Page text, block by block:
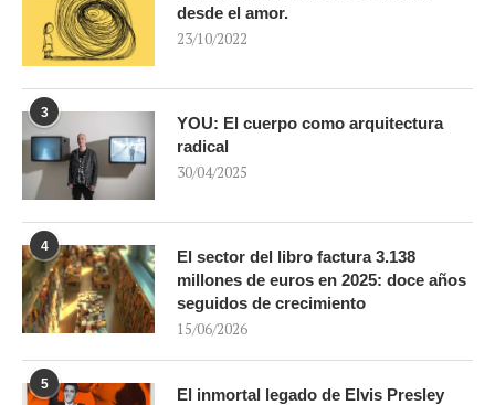
desde el amor.
23/10/2022
3
YOU: El cuerpo como arquitectura
radical
30/04/2025
4
El sector del libro factura 3.138
millones de euros en 2025: doce años
seguidos de crecimiento
15/06/2026
5
El inmortal legado de Elvis Presley